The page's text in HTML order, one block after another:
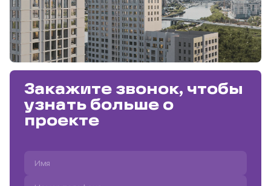
Закажите звонок, чтобы
узнать больше о
проекте